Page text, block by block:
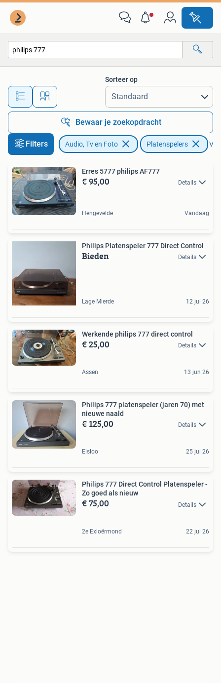
Alle afstanden…
Sorteer op
Bewaar je zoekopdracht
Filters Audio, Tv en Foto Platenspelers
Erres 5777 philips AF777
€ 95,00 Details
Hengevelde Vandaag
Philips Platenspeler 777 Direct Control
Bieden Details
Lage Mierde 12 jul 26
Werkende philips 777 direct control
€ 25,00 Details
Assen 13 jun 26
Philips 777 platenspeler (jaren 70) met
nieuwe naald
€ 125,00 Details
Elsloo 25 jul 26
Philips 777 Direct Control Platenspeler -
Zo goed als nieuw
€ 75,00 Details
2e Exloërmond 22 jul 26